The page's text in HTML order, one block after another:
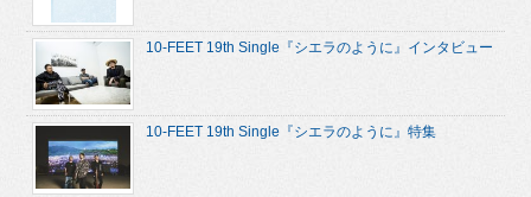
10-FEET 19th Single『シエラのように』インタビュー
10-FEET 19th Single『シエラのように』特集